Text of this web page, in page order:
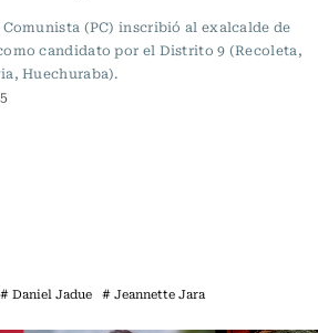
(PC) inscribió al exalcalde de
candidato por el Distrito 9 (Recoleta,
Huechuraba).
# Daniel Jadue # Jeannette Jara